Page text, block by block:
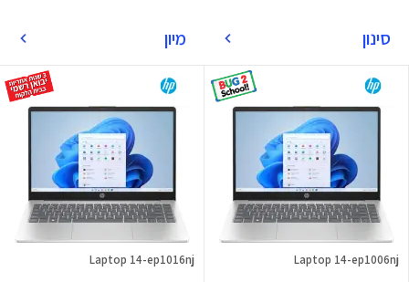
סינון מיון
Laptop 14-ep1006nj
Laptop 14-ep1016nj